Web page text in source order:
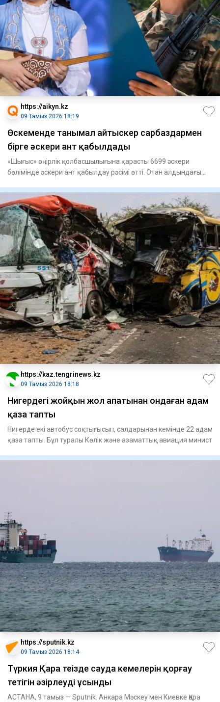
https://aikyn.kz
09 Тамыз 2026 18:19
Өскеменде танымал айтыскер сарбаздармен
бірге әскери ант қабылдады
«Шығыс» өңірлік қолбасшылығына қарасты 6699 әскери
бөлімінде әскери ант қабылдау рәсімі өтті. Отан алдындағы
https://kaz.tengrinews.kz
09 Тамыз 2026 18:18
Нигердегі жойқын жол апатынан ондаған адам
қаза тапты
Нигерде екі автобус соқтығысып, салдарынан кемінде 22 адам
қаза тапты. Бұл туралы Көлік және азаматтық авиация минист
https://sputnik.kz
09 Тамыз 2026 18:14
Түркия Қара теңізде сауда кемелерін қорғау
тетігін әзірлеуді ұсынды
АСТАНА, 9 тамыз — Sputnik. Анкара Мәскеу мен Киевке Қара